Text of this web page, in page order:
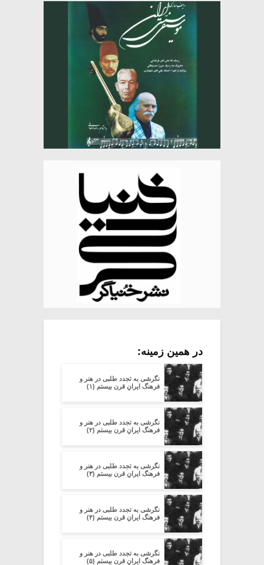
در همین زمینه:
نگرشی به تجدد طلبی در هنر و
فرهنگ ایرانِ قرن بیستم (۱)
نگرشی به تجدد طلبی در هنر و
فرهنگ ایرانِ قرن بیستم (۲)
نگرشی به تجدد طلبی در هنر و
فرهنگ ایرانِ قرن بیستم (۳)
نگرشی به تجدد طلبی در هنر و
فرهنگ ایرانِ قرن بیستم (۴)
نگرشی به تجدد طلبی در هنر و
فرهنگ ایرانِ قرن بیستم (۵)